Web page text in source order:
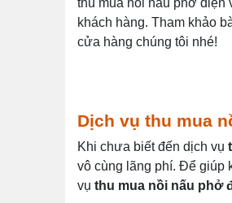
thu mua nồi nấu phở điện
khách hàng. Tham khảo
cửa hàng chúng tôi nhé!
Dịch vụ thu mua
Khi chưa biết đến dịch vụ
vô cùng lãng phí. Để giúp
vụ thu mua nồi nấu phở